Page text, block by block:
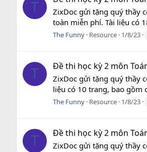
T
ZixDoc gửi tặng quý thầy
toàn miễn phí. Tài liệu có
The Funny Resource 1/8/23
T Đề thi học kỳ 2 môn
ZixDoc gửi tặng quý thầy
liệu có 10 trang, bao gồm
The Funny Resource 1/8/23
T Đề thi học kỳ 2 môn
ZixDoc gửi tặng quý thầy